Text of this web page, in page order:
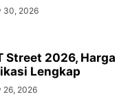
30, 2026
Street 2026, Harga
Lengkap
26, 2026